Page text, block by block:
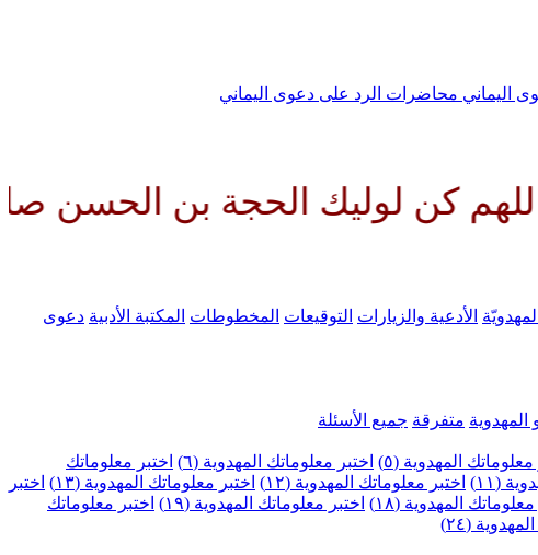
اليماني محاضرات الرد على دعوى اليماني
الحجة بن الحسن صلواتك
الأدعية والزيارات التوقيعات المخطوطات المكتبة الأدبية دعوى
المهدوية متفرقة جميع الأسئلة
معلوماتك المهدوية (٥) اختبر معلوماتك المهدوية (٦)
اختبر معلوماتك
(١١) اختبر معلوماتك المهدوية (١٢) اختبر معلوماتك المهدوية (١٣)
اختبر
معلوماتك المهدوية (١٨) اختبر معلوماتك المهدوية (١٩)
اختبر معلوماتك
(٢٤)